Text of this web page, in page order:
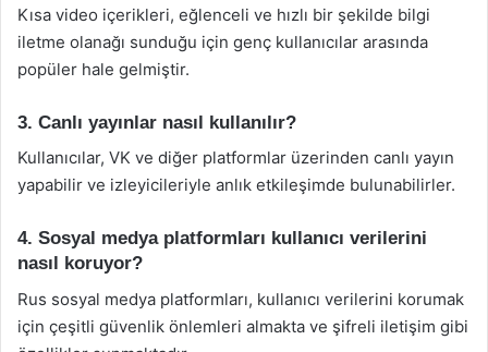
Kısa video içerikleri, eğlenceli ve hızlı bir şekilde bilgi
iletme olanağı sunduğu için genç kullanıcılar arasında
popüler hale gelmiştir.
3. Canlı yayınlar nasıl kullanılır?
Kullanıcılar, VK ve diğer platformlar üzerinden canlı yayın
yapabilir ve izleyicileriyle anlık etkileşimde bulunabilirler.
4. Sosyal medya platformları kullanıcı verilerini
nasıl koruyor?
Rus sosyal medya platformları, kullanıcı verilerini korumak
için çeşitli güvenlik önlemleri almakta ve şifreli iletişim gibi